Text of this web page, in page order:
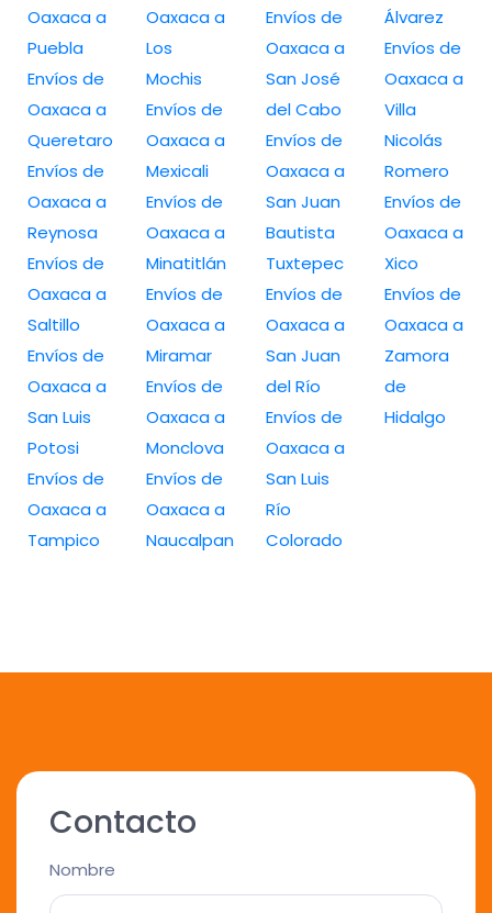
Oaxaca a
Puebla
Envíos de
Oaxaca a
Queretaro
Envíos de
Oaxaca a
Reynosa
Envíos de
Oaxaca a
Saltillo
Envíos de
Oaxaca a
San Luis
Potosi
Envíos de
Oaxaca a
Tampico
Oaxaca a
Los
Mochis
Envíos de
Oaxaca a
Mexicali
Envíos de
Oaxaca a
Minatitlán
Envíos de
Oaxaca a
Miramar
Envíos de
Oaxaca a
Monclova
Envíos de
Oaxaca a
Naucalpan
Envíos de
Oaxaca a
San José
del Cabo
Envíos de
Oaxaca a
San Juan
Bautista
Tuxtepec
Envíos de
Oaxaca a
San Juan
del Río
Envíos de
Oaxaca a
San Luis
Río
Colorado
Álvarez
Envíos de
Oaxaca a
Villa
Nicolás
Romero
Envíos de
Oaxaca a
Xico
Envíos de
Oaxaca a
Zamora
de
Hidalgo
Contacto
Nombre